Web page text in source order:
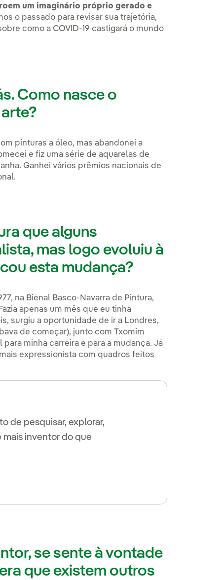
um imaginário próprio gerado e
o passado para revisar sua trajetória,
como a COVID-19 castigará o mundo
Como nasce o
pinturas a óleo, mas abandonei a
e fiz uma série de aquarelas de
Ganhei vários prêmios nacionais de
que alguns
mas logo evoluiu à
esta mudança?
na Bienal Basco-Navarra de Pintura,
apenas um mês que eu tinha
surgiu a oportunidade de ir a Londres,
de começar), junto com Txomim
minha carreira e para a mudança. Já
expressionista com quadros feitos
de pesquisar, explorar,
mais inventor do que
se sente à vontade
que existem outros